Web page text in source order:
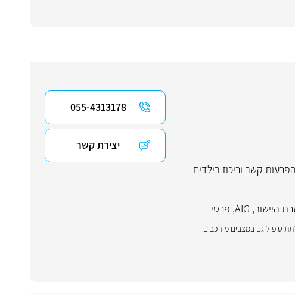
הפרעות קשב וריכוז בילדים
היישוב,
AIG
, פרטי
טיפול גם במצבים מורכבים."
055-4313178
יצירת קשר